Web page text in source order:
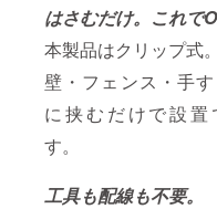
はさむだけ。これで
本製品はクリップ式。
壁・フェンス・手
に挟むだけで設置
す。
工具も配線も不要。